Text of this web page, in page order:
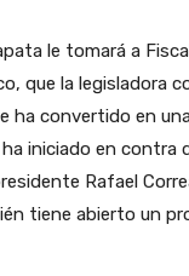
le tomará a
que la legisladora
ha convertido en
iniciado en contra
Rafael
tiene abierto un